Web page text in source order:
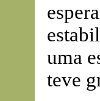
uma
teve